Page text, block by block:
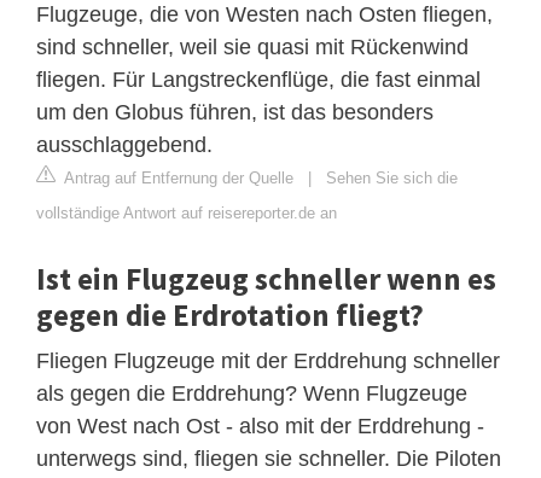
Flugzeuge, die von Westen nach Osten fliegen,
sind schneller, weil sie quasi mit Rückenwind
fliegen. Für Langstreckenflüge, die fast einmal
um den Globus führen, ist das besonders
ausschlaggebend.
Antrag auf Entfernung der Quelle
Sehen Sie sich die
vollständige Antwort auf reisereporter.de an
Ist ein Flugzeug schneller wenn es
gegen die Erdrotation fliegt?
Fliegen Flugzeuge mit der Erddrehung schneller
als gegen die Erddrehung? Wenn Flugzeuge
von West nach Ost - also mit der Erddrehung -
unterwegs sind, fliegen sie schneller. Die Piloten